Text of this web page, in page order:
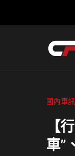
國內車訊
【
車”